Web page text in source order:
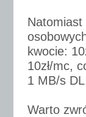
kwocie:
10zł/mc,
1 MB/s
Warto